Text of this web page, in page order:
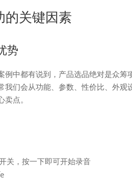
的关键因素
势
例中都有说到，产品选品绝对是众
我们会从功能、参数、性价比、外
点。
关，按一下即可开始录音